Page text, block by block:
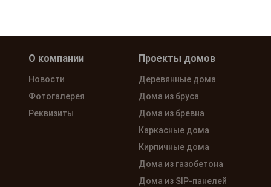
О компании
Новости
Фотогалерея
Реквизиты
Проекты домов
Деревянные дома
Дома из бруса
Дома из бревна
Каркасные дома
Кирпичные дома
Дома из газобетона
Дома из SIP-панелей